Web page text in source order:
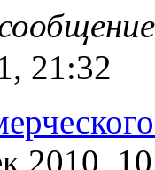
21:32
2010,